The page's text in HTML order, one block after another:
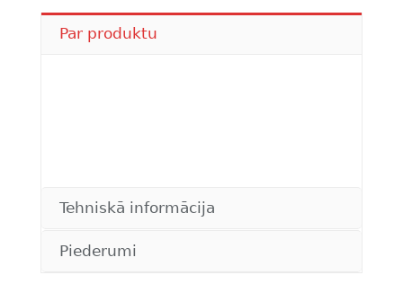
Par produktu
Tehniskā informācija
Piederumi